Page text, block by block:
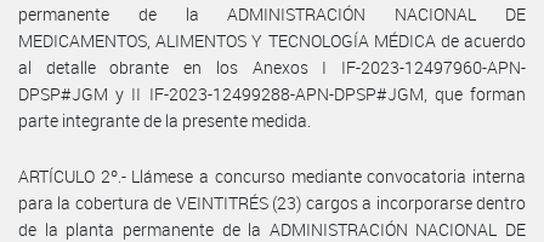
permanente de la ADMINISTRACIÓN NACIONAL DE
MEDICAMENTOS, ALIMENTOS Y TECNOLOGÍA MÉDICA de acuerdo
al detalle obrante en los Anexos I IF-2023-12497960-APN-
DPSP#JGM y II IF-2023-12499288-APN-DPSP#JGM, que forman
parte integrante de la presente medida.
ARTÍCULO 2º.- Llámese a concurso mediante convocatoria interna
para la cobertura de VEINTITRÉS (23) cargos a incorporarse dentro
de la planta permanente de la ADMINISTRACIÓN NACIONAL DE